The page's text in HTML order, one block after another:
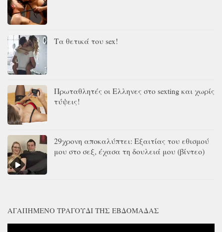
Τα θετικά του sex!
Πρωταθλητές οι Ελληνες στο sexting και χωρίς
τύψεις!
29χρονη αποκαλύπτει: Εξαιτίας του εθισμού
μου στο σεξ, έχασα τη δουλειά μου (βίντεο)
ΑΓΑΠΗΜΈΝΟ ΤΡΑΓΟΎΔΙ ΤΗΣ ΕΒΔΟΜΆΔΑΣ